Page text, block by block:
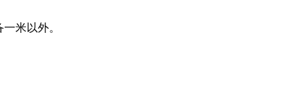
米以外。